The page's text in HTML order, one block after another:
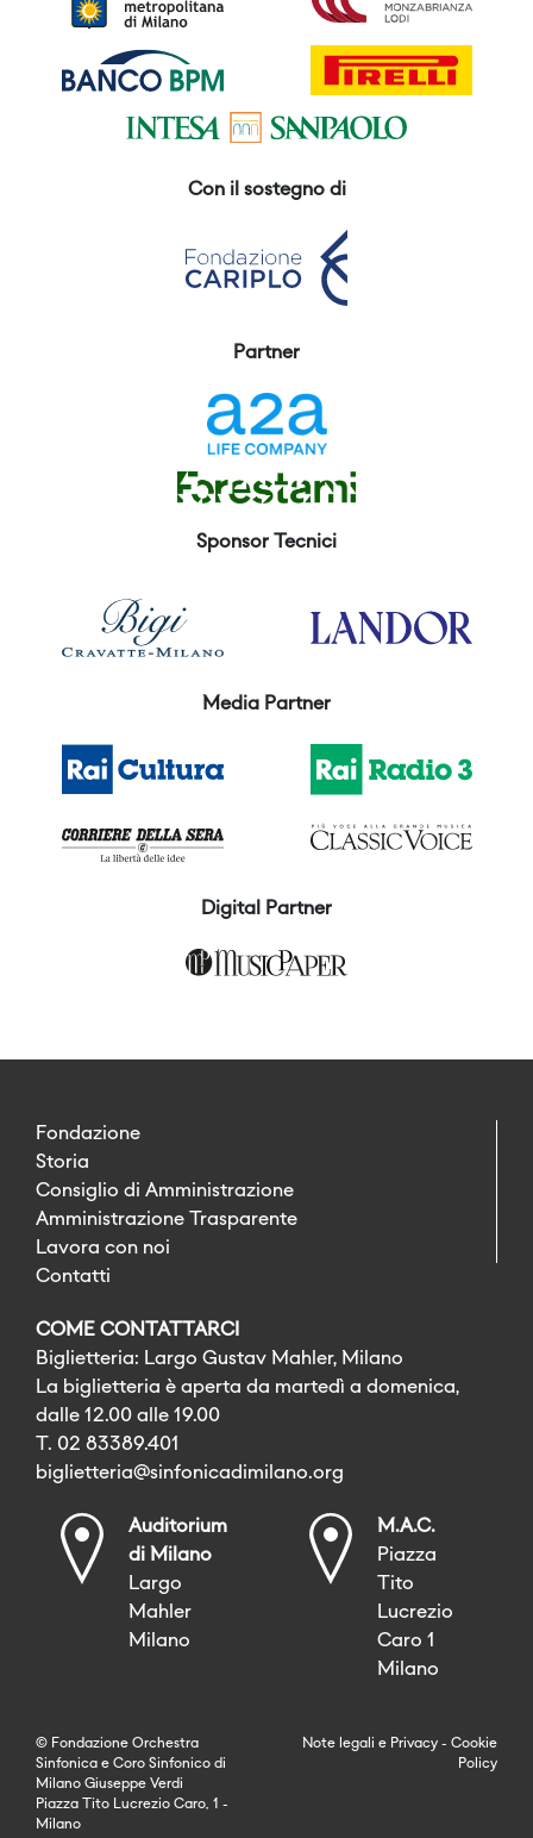
Con il sostegno di
Partner
Sponsor Tecnici
Media Partner
Digital Partner
Fondazione
Storia
Consiglio di Amministrazione
Amministrazione Trasparente
Lavora con noi
Contatti
COME CONTATTARCI
Biglietteria: Largo Gustav Mahler, Milano
La biglietteria è aperta da martedì a domenica,
dalle 12.00 alle 19.00
T. 02 83389.401
biglietteria@sinfonicadimilano.org
Auditorium
di Milano
Largo
Mahler
Milano
M.A.C.
Piazza
Tito
Lucrezio
Caro 1
Milano
© Fondazione Orchestra
Sinfonica e Coro Sinfonico di
Milano Giuseppe Verdi
Piazza Tito Lucrezio Caro, 1 -
Milano
Note legali e Privacy - Cookie
Policy